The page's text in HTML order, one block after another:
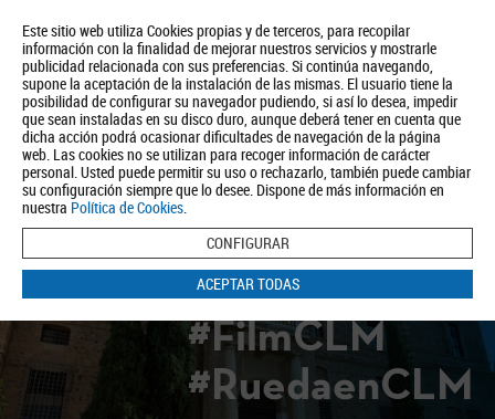
Este sitio web utiliza Cookies propias y de terceros, para recopilar
información con la finalidad de mejorar nuestros servicios y mostrarle
publicidad relacionada con sus preferencias. Si continúa navegando,
supone la aceptación de la instalación de las mismas. El usuario tiene la
posibilidad de configurar su navegador pudiendo, si así lo desea, impedir
que sean instaladas en su disco duro, aunque deberá tener en cuenta que
dicha acción podrá ocasionar dificultades de navegación de la página
web. Las cookies no se utilizan para recoger información de carácter
personal. Usted puede permitir su uso o rechazarlo, también puede cambiar
su configuración siempre que lo desee. Dispone de más información en
nuestra Política de Cookies.
CONFIGURAR
ACEPTAR TODAS
Quiénes somos Turismo Política de Privacidad Aviso Legal
Política de Cookies
BUSCAR
#FilmCLM
#RuedaenCLM